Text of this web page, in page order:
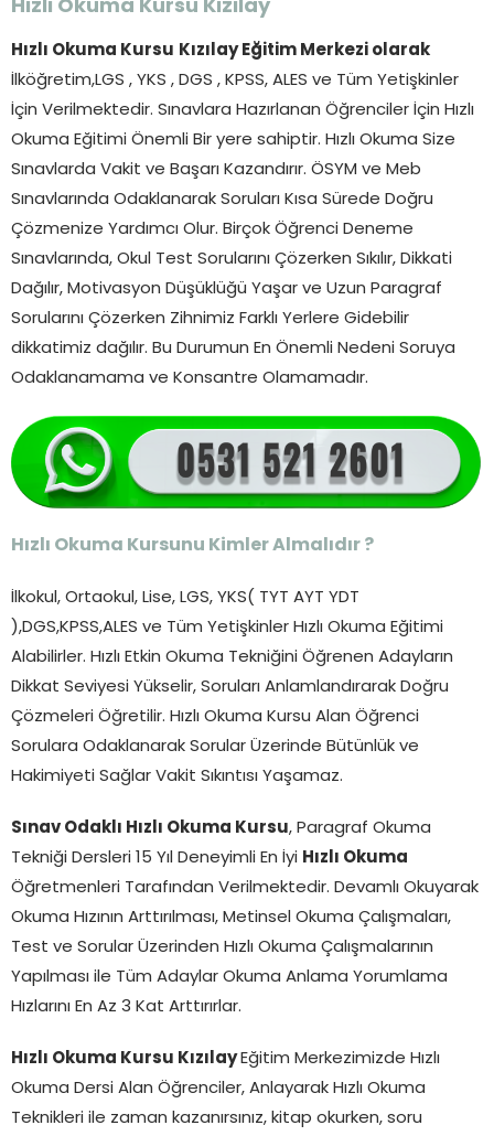
Hızlı Okuma Kursu Kızılay
Hızlı Okuma Kursu
Kızılay Eğitim Merkezi olarak
İlköğretim,LGS , YKS , DGS , KPSS, ALES ve Tüm Yetişkinler
İçin Verilmektedir. Sınavlara Hazırlanan Öğrenciler İçin Hızlı
Okuma Eğitimi Önemli Bir yere sahiptir. Hızlı Okuma Size
Sınavlarda Vakit ve Başarı Kazandırır. ÖSYM ve Meb
Sınavlarında Odaklanarak Soruları Kısa Sürede Doğru
Çözmenize Yardımcı Olur. Birçok Öğrenci Deneme
Sınavlarında, Okul Test Sorularını Çözerken Sıkılır, Dikkati
Dağılır, Motivasyon Düşüklüğü Yaşar ve Uzun Paragraf
Sorularını Çözerken Zihnimiz Farklı Yerlere Gidebilir
dikkatimiz dağılır. Bu Durumun En Önemli Nedeni Soruya
Odaklanamama ve Konsantre Olamamadır.
Hızlı Okuma Kursunu Kimler Almalıdır ?
İlkokul, Ortaokul, Lise, LGS, YKS( TYT AYT YDT
),DGS,KPSS,ALES ve Tüm Yetişkinler Hızlı Okuma Eğitimi
Alabilirler. Hızlı Etkin Okuma Tekniğini Öğrenen Adayların
Dikkat Seviyesi Yükselir, Soruları Anlamlandırarak Doğru
Çözmeleri Öğretilir. Hızlı Okuma Kursu Alan Öğrenci
Sorulara Odaklanarak Sorular Üzerinde Bütünlük ve
Hakimiyeti Sağlar Vakit Sıkıntısı Yaşamaz.
Sınav Odaklı Hızlı Okuma Kursu , Paragraf Okuma
Tekniği Dersleri 15 Yıl Deneyimli En İyi Hızlı Okuma
Öğretmenleri Tarafından Verilmektedir. Devamlı Okuyarak
Okuma Hızının Arttırılması, Metinsel Okuma Çalışmaları,
Test ve Sorular Üzerinden Hızlı Okuma Çalışmalarının
Yapılması ile Tüm Adaylar Okuma Anlama Yorumlama
Hızlarını En Az 3 Kat Arttırırlar.
Hızlı Okuma Kursu Kızılay Eğitim Merkezimizde Hızlı
Okuma Dersi Alan Öğrenciler, Anlayarak Hızlı Okuma
Teknikleri ile zaman kazanırsınız, kitap okurken, soru